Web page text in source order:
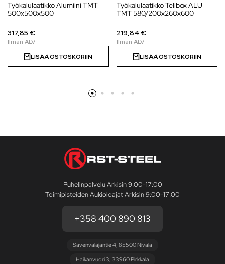
Työkalulaatikko Alumiini TMT
500x500x500
317,85 €
LISÄÄ OSTOSKORIIN
Työkalulaatikko Telibox ALU
TMT 580/200x260x600
219,84 €
LISÄÄ OSTOSKORIIN
Puhelinpalvelu Arkisin 9:00-17:00
Toimipisteiden Aukioloajat Arkisin 9:00-17:00
+358 400 890 813
Savenvalajantie 4, 85500 Nivala
Haikanvuori 3, 33960 Pirkkala